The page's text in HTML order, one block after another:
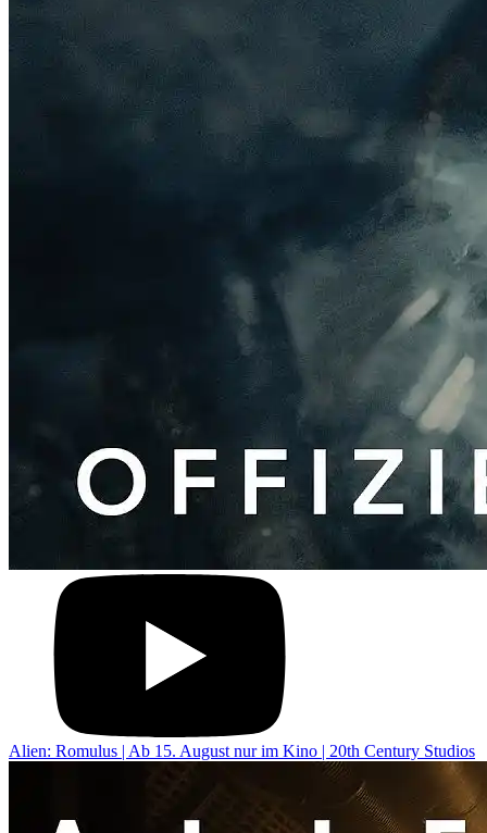
Alien: Romulus | Ab 15. August nur im Kino | 20th Century Studios